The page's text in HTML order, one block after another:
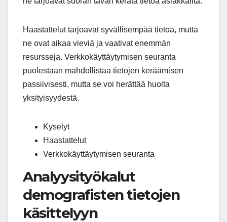
Haastattelut tarjoavat syvällisempää tietoa, mutta
ne ovat aikaa vieviä ja vaativat enemmän
resursseja. Verkkokäyttäytymisen seuranta
puolestaan mahdollistaa tietojen keräämisen
passiivisesti, mutta se voi herättää huolta
yksityisyydestä.
Kyselyt
Haastattelut
Verkkokäyttäytymisen seuranta
Analyysityökalut
demografisten tietojen
käsittelyyn